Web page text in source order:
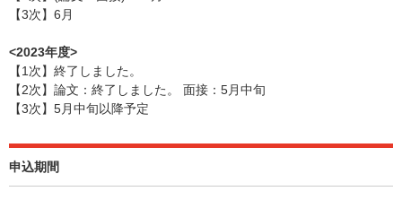
【3次】6月
<2023年度>
【1次】終了しました。
【2次】論文：終了しました。 面接：5月中旬
【3次】5月中旬以降予定
申込期間